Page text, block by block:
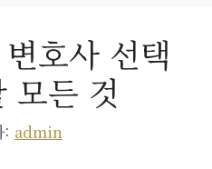
호사 선택
모든 것
: admin